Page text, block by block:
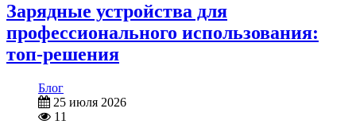
Зарядные устройства для
профессионального использования:
топ-решения
Блог
25 июля 2026
11